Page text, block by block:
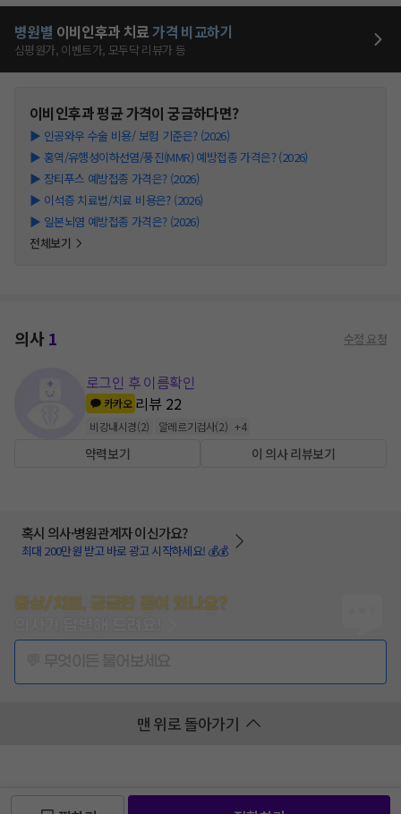
병원별 이비인후과 치료가격 비교하기
심평원가, 이벤트가, 모두닥 리뷰가 등
이비인후과평균 가격이 궁금하다면?
▶ 인공와우 수술 비용/ 보험 기준은? (2026)
▶ 홍역/유행성이하선염/풍진(MMR) 예방접종 가격은? (2026)
▶ 장티푸스 예방접종 가격은? (2026)
▶ 이석증 치료법/치료 비용은? (2026)
▶ 일본뇌염 예방접종 가격은? (2026)
전체보기
의사1 수정 요청
로그인 후 이름확인
카카오 리뷰 22
비강내시경(2) 알레르기검사(2) +4
약력보기 이 의사 리뷰보기
혹시 의사·병원관계자 이신가요?
최대 200만원 받고 바로 광고 시작하세요! 💰💰
증상/치료, 궁금한 점이 있나요?
맨 위로 돌아가기